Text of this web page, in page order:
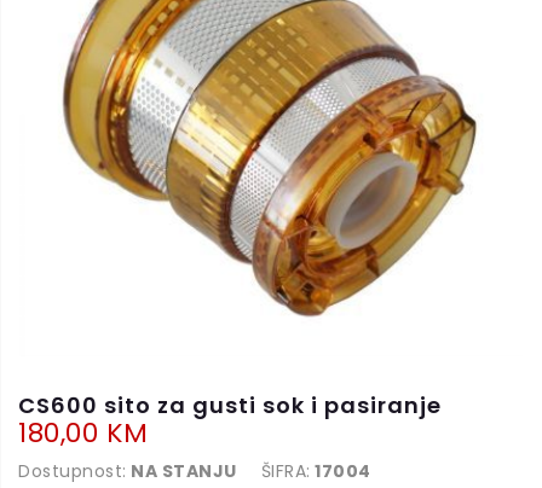
CS600 sito za gusti sok i pasiranje
180,00 KM
Dostupnost: NA STANJU ŠIFRA: 17004